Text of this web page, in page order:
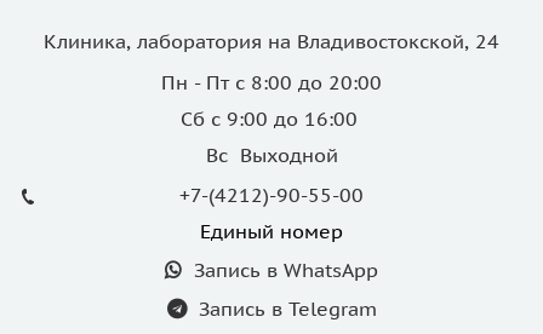
Клиника, лаборатория на Владивостокской, 24
Пн - Пт с 8:00 до 20:00
Сб с 9:00 до 16:00
Вс Выходной
+7-(4212)-90-55-00
Единый номер
Запись в WhatsApp
Запись в Telegram